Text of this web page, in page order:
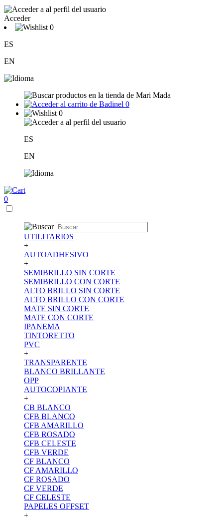
Acceder
0
ES
EN
0
0
ES
EN
0
UTILITARIOS
+
AUTOADHESIVO
+
SEMIBRILLO SIN CORTE
SEMIBRILLO CON CORTE
ALTO BRILLO SIN CORTE
ALTO BRILLO CON CORTE
MATE SIN CORTE
MATE CON CORTE
IPANEMA
TINTORETTO
PVC
+
TRANSPARENTE
BLANCO BRILLANTE
OPP
AUTOCOPIANTE
+
CB BLANCO
CFB BLANCO
CFB AMARILLO
CFB ROSADO
CFB CELESTE
CFB VERDE
CF BLANCO
CF AMARILLO
CF ROSADO
CF VERDE
CF CELESTE
PAPELES OFFSET
+